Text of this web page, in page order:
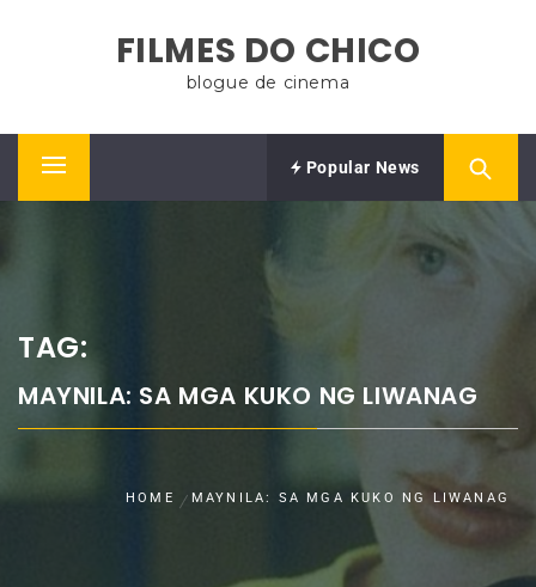
FILMES DO CHICO
blogue de cinema
Primary
Popular News
TAG:
MAYNILA: SA MGA KUKO NG LIWANAG
HOME MAYNILA: SA MGA KUKO NG LIWANAG